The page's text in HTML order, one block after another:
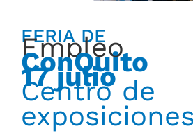
FERIA DE
Empleo
ConQuito
17 julio
Centro de